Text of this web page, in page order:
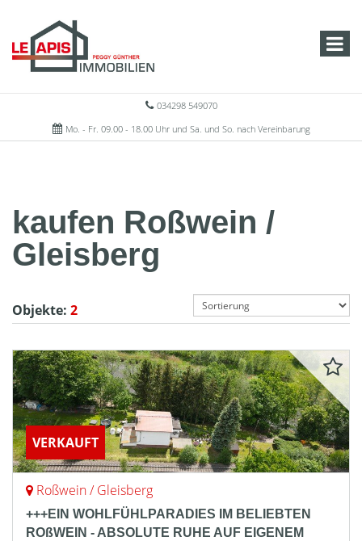
034298 549070
Mo. - Fr. 09.00 - 18.00 Uhr und Sa. und So. nach Vereinbarung
kaufen Roßwein /
Gleisberg
Objekte: 2
VERKAUFT
Roßwein / Gleisberg
+++EIN WOHLFÜHLPARADIES IM BELIEBTEN
ROßWEIN - ABSOLUTE RUHE AUF EIGENEM